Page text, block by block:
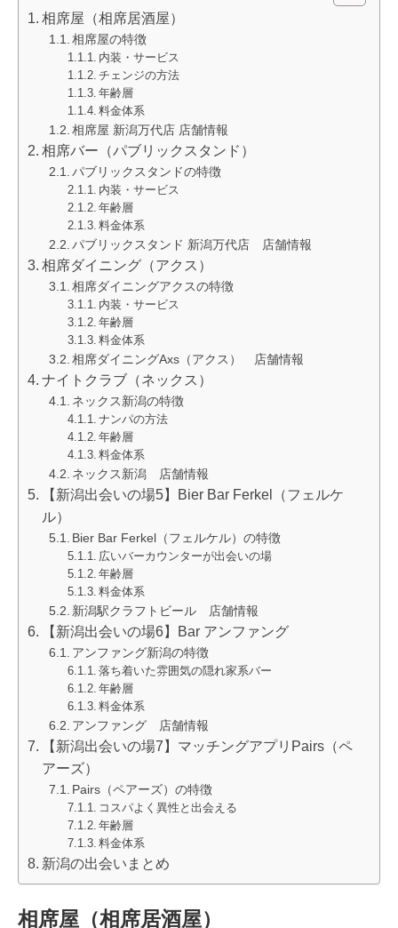
相席屋（相席居酒屋）
相席屋の特徴
内装・サービス
チェンジの方法
年齢層
料金体系
相席屋 新潟万代店 店舗情報
相席バー（パブリックスタンド）
パブリックスタンドの特徴
内装・サービス
年齢層
料金体系
パブリックスタンド 新潟万代店 店舗情報
相席ダイニング（アクス）
相席ダイニングアクスの特徴
内装・サービス
年齢層
料金体系
相席ダイニングAxs（アクス） 店舗情報
ナイトクラブ（ネックス）
ネックス新潟の特徴
ナンパの方法
年齢層
料金体系
ネックス新潟 店舗情報
【新潟出会いの場5】Bier Bar Ferkel（フェルケ
ル）
Bier Bar Ferkel（フェルケル）の特徴
広いバーカウンターが出会いの場
年齢層
料金体系
新潟駅クラフトビール 店舗情報
【新潟出会いの場6】Bar アンファング
アンファング新潟の特徴
落ち着いた雰囲気の隠れ家系バー
年齢層
料金体系
アンファング 店舗情報
【新潟出会いの場7】マッチングアプリPairs（ペ
アーズ）
Pairs（ペアーズ）の特徴
コスパよく異性と出会える
年齢層
料金体系
新潟の出会いまとめ
相席屋（相席居酒屋）